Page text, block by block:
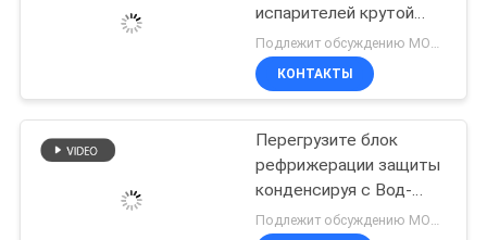
Небольшой
конденсируя блок
32
испарителей крутой
комнаты алюминия
СПБЭ043Д высокие
средние окна
Подлежит обсуждению MOQ:1 Piece / Pieces
КОНТАКТЫ
Перегрузите блок
рефрижерации защиты
конденсируя с Вод-
охлаженными